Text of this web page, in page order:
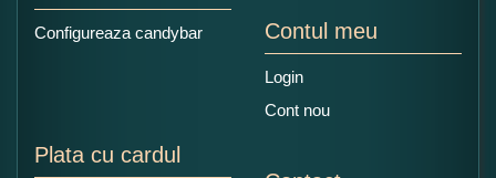
Configureaza candybar Contul meu
Login
Cont nou
Plata cu cardul